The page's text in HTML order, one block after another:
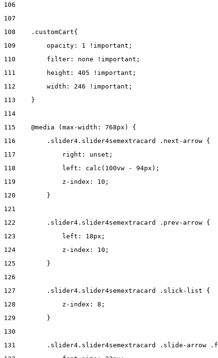
106
107
108
    .customCart{
109
        opacity: 1 !important;
110
        filter: none !important;
111
        height: 405 !important;
112
        width: 246 !important;
113
    }
114
115
    @media (max-width: 768px) {
116
        .slider4.slider4semextracard .next-arrow {
117
            right: unset;
118
            left: calc(100vw - 94px);
119
            z-index: 10;
120
        }
121
122
        .slider4.slider4semextracard .prev-arrow {
123
            left: 18px;
124
            z-index: 10;
125
        }
126
127
        .slider4.slider4semextracard .slick-list {
128
            z-index: 8;
129
        }
130
131
.slider4.slider4semextracard .slide-arrow